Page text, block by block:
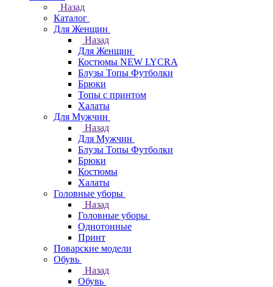
Назад
Каталог
Для Женщин
Назад
Для Женщин
Костюмы NEW LYCRA
Блузы Топы Футболки
Брюки
Топы с принтом
Халаты
Для Мужчин
Назад
Для Мужчин
Блузы Топы Футболки
Брюки
Костюмы
Халаты
Головные уборы
Назад
Головные уборы
Однотонные
Принт
Поварские модели
Обувь
Назад
Обувь